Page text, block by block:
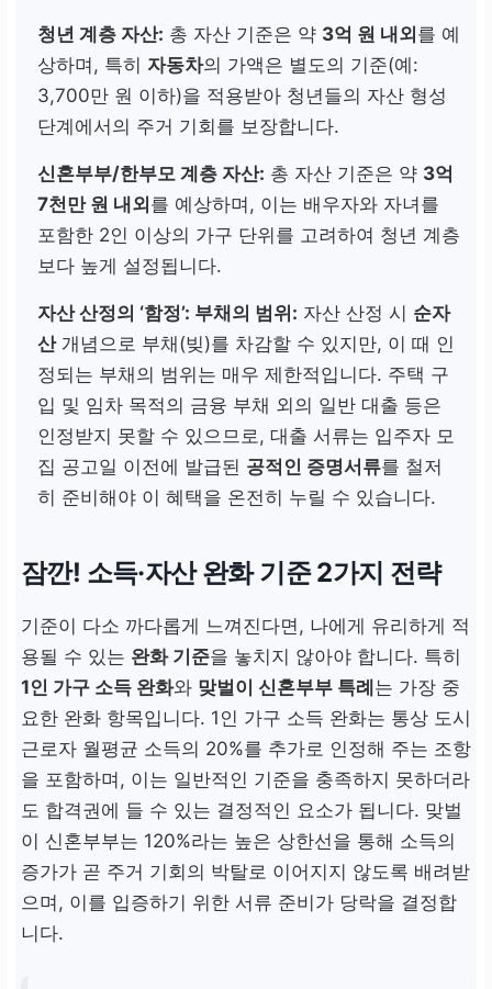
100% 이하
자녀를 포함한가구원 전
체 소득기준
고령자/주거급여수급자
100% 이하
세대원 전원의 소득 합산.
1인 가구 추가 완화 가능
청년 계층 자산: 총 자산 기준은 약 3억 원 내외 를 예
상하며, 특히 자동차의 가액은 별도의 기준(예:
3,700만 원 이하)을 적용받아 청년들의 자산 형성
단계에서의 주거 기회를 보장합니다.
신혼부부/한부모 계층 자산: 총 자산 기준은 약 3억
7천만 원 내외 를 예상하며, 이는 배우자와 자녀를
포함한 2인 이상의 가구 단위를 고려하여 청년 계층
보다 높게 설정됩니다.
자산 산정의 ‘함정’: 부채의 범위: 자산 산정 시 순자
산개념으로 부채(빚)를 차감할 수 있지만, 이 때 인
정되는 부채의 범위는 매우 제한적입니다. 주택 구
입 및 임차 목적의 금융 부채 외의 일반 대출 등은
인정받지 못할 수 있으므로, 대출 서류는 입주자 모
집 공고일 이전에 발급된 공적인 증명서류를 철저
히 준비해야 이 혜택을 온전히 누릴 수 있습니다.
잠깐! 소득·자산 완화 기준 2가지 전략
기준이 다소 까다롭게 느껴진다면, 나에게 유리하게 적
용될 수 있는 완화 기준을 놓치지 않아야 합니다. 특히
1인 가구 소득 완화와 맞벌이 신혼부부 특례는 가장 중
요한 완화 항목입니다. 1인 가구 소득 완화는 통상 도시
근로자 월평균 소득의 20%를 추가로 인정해 주는 조항
을 포함하며, 이는 일반적인 기준을 충족하지 못하더라
도 합격권에 들 수 있는 결정적인 요소가 됩니다. 맞벌
이 신혼부부는 120%라는 높은 상한선을 통해 소득의
증가가 곧 주거 기회의 박탈로 이어지지 않도록 배려받
으며, 이를 입증하기 위한 서류 준비가 당락을 결정합
니다.